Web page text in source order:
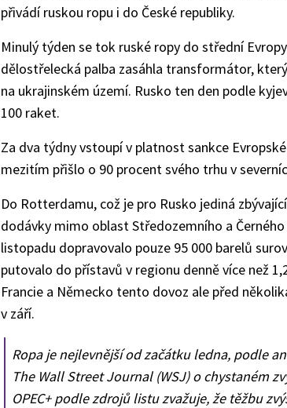
přivádí ruskou ropu i do České republiky.
Minulý týden se tok ruské ropy do střední
dělostřelecká palba zasáhla transformátor,
na ukrajinském území. Rusko ten den podle
100 raket.
Za dva týdny vstoupí v platnost sankce
mezitím přišlo o 90 procent svého trhu v
Do Rotterdamu, což je pro Rusko jediná
dodávky mimo oblast Středozemního a
listopadu dopravovalo pouze 95 000 barelů
putovalo do přístavů v regionu denně více než
Francie a Německo tento dovoz ale před
v září.
Ropa je nejlevnější od začátku ledna, podle
The Wall Street Journal (WSJ) o chystaném
OPEC+ podle zdrojů listu zvažuje, že těžbu